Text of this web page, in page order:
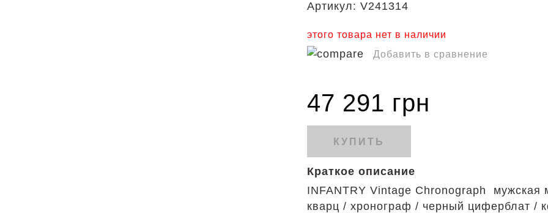
Артикул: V241314
этого товара нет в наличии
Добавить в сравнение
47 291 грн
КУПИТЬ
Краткое описание
INFANTRY Vintage Chronograph мужская
кварц / хронограф / черный циферблат /